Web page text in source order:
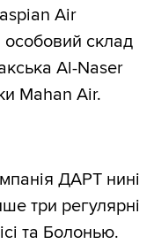
Air
особовий склад
Al-Naser
Mahan Air.
ДАРТ нині
три регулярні
та Болонью.